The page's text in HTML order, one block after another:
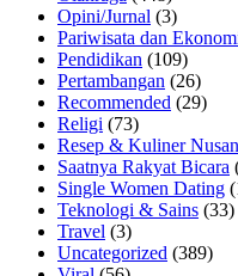
Opini/Jurnal (3)
Pariwisata dan
Pendidikan (109)
Pertambangan (26)
Recommended (29)
Religi (73)
Resep & Kuliner
Saatnya Rakyat Bicara
Single Women Dating
Teknologi & Sains (33)
Travel (3)
Uncategorized (389)